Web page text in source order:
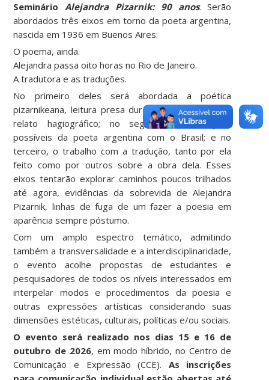
SeminárioAlejandra Pizarnik: 90 anos. Serão
abordados três eixos em torno da poeta argentina,
nascida em 1936 em Buenos Aires:
O poema, ainda.
Alejandra passa oito horas no Rio de Janeiro.
A tradutora e as traduções.
No primeiro deles será abordada a poética
pizarnikeana, leitura presa durante muitos anos ao
relato hagiográfico; no segundo, as relações
possíveis da poeta argentina com o Brasil; e no
terceiro, o trabalho com a tradução, tanto por ela
feito como por outros sobre a obra dela. Esses
eixos tentarão explorar caminhos poucos trilhados
até agora, evidências da sobrevida de Alejandra
Pizarnik, linhas de fuga de um fazer a poesia em
aparência sempre póstumo.
Com um amplo espectro temático, admitindo
também a transversalidade e a interdisciplinaridade,
o evento acolhe propostas de estudantes e
pesquisadores de todos os níveis interessados em
interpelar modos e procedimentos da poesia e
outras expressões artísticas considerando suas
dimensões estéticas, culturais, políticas e/ou sociais.
O evento será realizado nos dias 15 e 16 de
outubro de 2026, em modo híbrido, no Centro de
Comunicação e Expressão (CCE). As inscrições